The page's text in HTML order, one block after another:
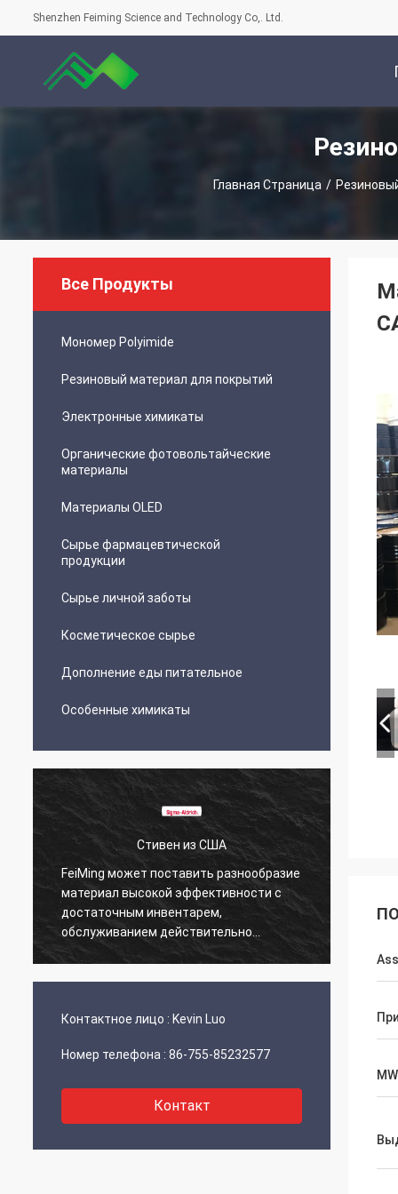
Shenzhen Feiming Science and Technology Co,. Ltd.
Главная Страница /
Все Продукты
Мономер Polyimide
Резиновый материал для покрытий
Электронные химикаты
Органические фотовольтайческие
материалы
Материалы OLED
Сырье фармацевтической
продукции
Сырье личной заботы
Косметическое сырье
Дополнение еды питательное
Особенные химикаты
Стивен из США
FeiMing может поставить разнообразие
материал высокой эффективности с
достаточным инвентарем,
обслуживанием действительно
фантастический.
Контактное лицо : Kevin Luo
Номер телефона : 86-755-85232577
Контакт
MW